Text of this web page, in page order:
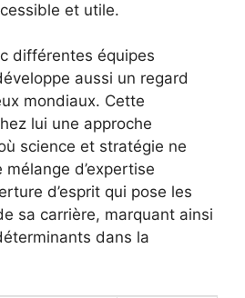
et utile.
différentes équipes
aussi un regard
mondiaux. Cette
lui une approche
science et stratégie ne
mélange d’expertise
d’esprit qui pose les
sa carrière, marquant ainsi
dans la